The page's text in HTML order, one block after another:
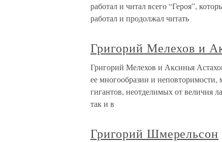
работал и читал всего “Героя”,
работал и продолжал читать
Григорий Мелехов и
Григорий Мелехов и Аксинья
ее многообразии и
гигантов, неотделимых от величия
так и в
Григорий Шмерельсон